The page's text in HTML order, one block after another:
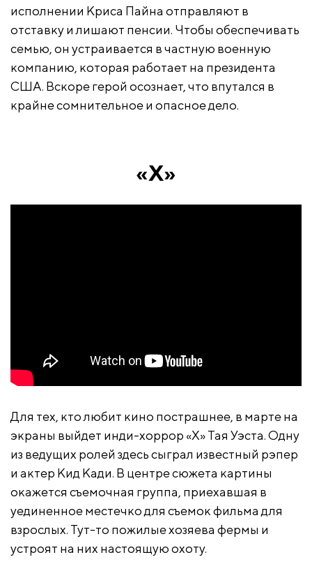
исполнении Криса Пайна отправляют в
отставку и лишают пенсии. Чтобы обеспечивать
семью, он устраивается в частную военную
компанию, которая работает на президента
США. Вскоре герой осознает, что впутался в
крайне сомнительное и опасное дело.
«X»
Для тех, кто любит кино пострашнее, в марте на
экраны выйдет инди-хоррор «X» Тая Уэста. Одну
из ведущих ролей здесь сыграл известный рэпер
и актер Кид Кади. В центре сюжета картины
окажется съемочная группа, приехавшая в
уединенное местечко для съемок фильма для
взрослых. Тут-то пожилые хозяева фермы и
устроят на них настоящую охоту.